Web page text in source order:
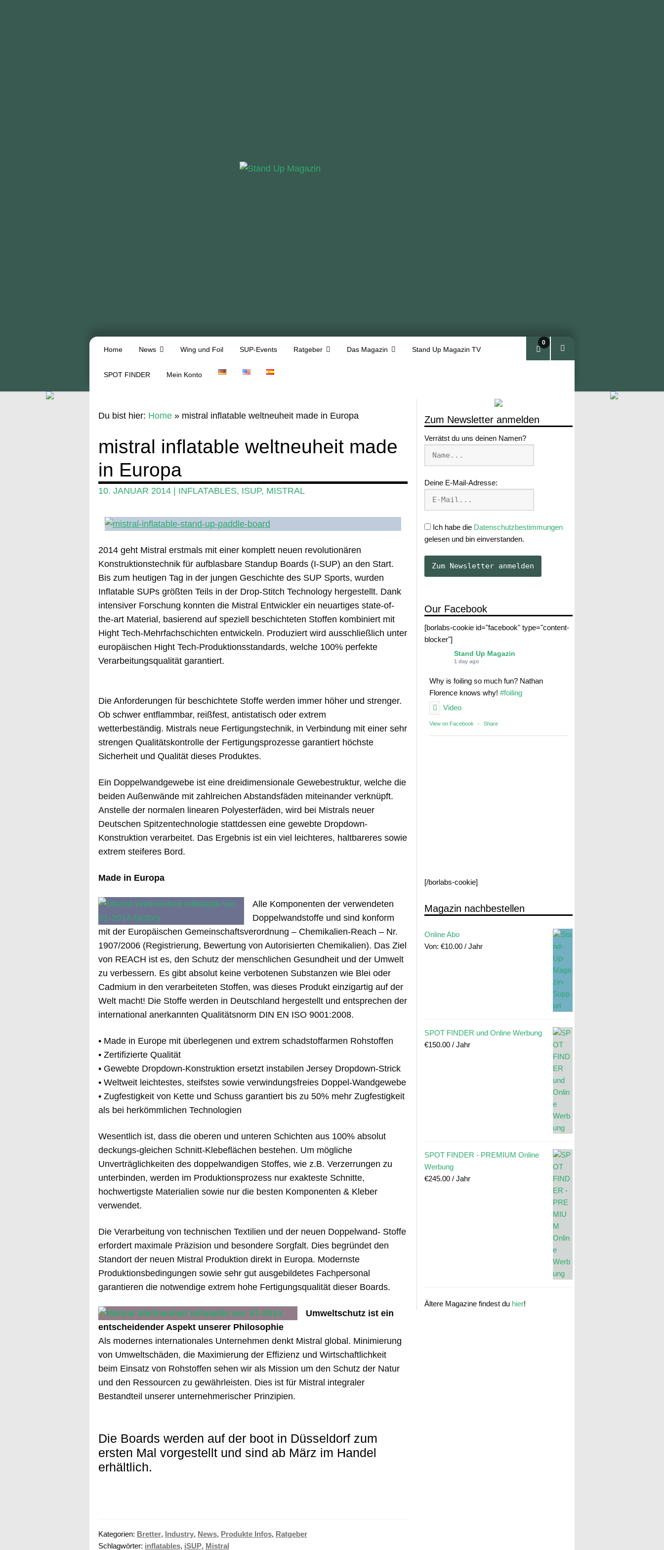
Home News Wing und Foil SUP-Events Ratgeber Das Magazin Stand Up Magazin TV
SPOT FINDER Mein Konto
0
Zum Newsletter anmelden
Verrätst du uns deinen Namen?
Deine E-Mail-Adresse:
Ich habe die Datenschutzbestimmungen
gelesen und bin einverstanden.
Our Facebook
[borlabs-cookie id="facebook" type="content-
blocker"]
Stand Up Magazin
1 day ago
Why is foiling so much fun? Nathan
Florence knows why! #foiling
Video
View on Facebook · Share
[/borlabs-cookie]
Magazin nachbestellen
Online Abo
Von: €10.00 / Jahr
SPOT FINDER und Online Werbung
€150.00 / Jahr
SPOT FINDER - PREMIUM Online
Werbung
€245.00 / Jahr
Ältere Magazine findest du hier!
Du bist hier: Home» mistral inflatable weltneuheit made in Europa
mistral inflatable weltneuheit made
in Europa
10. JANUAR 2014| INFLATABLES, ISUP, MISTRAL
2014 geht Mistral erstmals mit einer komplett neuen revolutionären
Konstruktionstechnik für aufblasbare Standup Boards (I-SUP) an den Start.
Bis zum heutigen Tag in der jungen Geschichte des SUP Sports, wurden
Inflatable SUPs größten Teils in der Drop-Stitch Technology hergestellt. Dank
intensiver Forschung konnten die Mistral Entwickler ein neuartiges state-of-
the-art Material, basierend auf speziell beschichteten Stoffen kombiniert mit
Hight Tech-Mehrfachschichten entwickeln. Produziert wird ausschließlich unter
europäischen Hight Tech-Produktionsstandards, welche 100% perfekte
Verarbeitungsqualität garantiert.
Die Anforderungen für beschichtete Stoffe werden immer höher und strenger.
Ob schwer entflammbar, reißfest, antistatisch oder extrem
wetterbeständig. Mistrals neue Fertigungstechnik, in Verbindung mit einer sehr
strengen Qualitätskontrolle der Fertigungsprozesse garantiert höchste
Sicherheit und Qualität dieses Produktes.
Ein Doppelwandgewebe ist eine dreidimensionale Gewebestruktur, welche die
beiden Außenwände mit zahlreichen Abstandsfäden miteinander verknüpft.
Anstelle der normalen linearen Polyesterfäden, wird bei Mistrals neuer
Deutschen Spitzentechnologie stattdessen eine gewebte Dropdown-
Konstruktion verarbeitet. Das Ergebnis ist ein viel leichteres, haltbareres sowie
extrem steiferes Bord.
Made in Europa
Alle Komponenten der verwendeten
Doppelwandstoffe und sind konform
mit der Europäischen Gemeinschaftsverordnung – Chemikalien-Reach – Nr.
1907/2006 (Registrierung, Bewertung von Autorisierten Chemikalien). Das Ziel
von REACH ist es, den Schutz der menschlichen Gesundheit und der Umwelt
zu verbessern. Es gibt absolut keine verbotenen Substanzen wie Blei oder
Cadmium in den verarbeiteten Stoffen, was dieses Produkt einzigartig auf der
Welt macht! Die Stoffe werden in Deutschland hergestellt und entsprechen der
international anerkannten Qualitätsnorm DIN EN ISO 9001:2008.
• Made in Europe mit überlegenen und extrem schadstoffarmen Rohstoffen
• Zertifizierte Qualität
• Gewebte Dropdown-Konstruktion ersetzt instabilen Jersey Dropdown-Strick
• Weltweit leichtestes, steifstes sowie verwindungsfreies Doppel-Wandgewebe
• Zugfestigkeit von Kette und Schuss garantiert bis zu 50% mehr Zugfestigkeit
als bei herkömmlichen Technologien
Wesentlich ist, dass die oberen und unteren Schichten aus 100% absolut
deckungs-gleichen Schnitt-Klebeflächen bestehen. Um mögliche
Unverträglichkeiten des doppelwandigen Stoffes, wie z.B. Verzerrungen zu
unterbinden, werden im Produktionsprozess nur exakteste Schnitte,
hochwertigste Materialien sowie nur die besten Komponenten & Kleber
verwendet.
Die Verarbeitung von technischen Textilien und der neuen Doppelwand- Stoffe
erfordert maximale Präzision und besondere Sorgfalt. Dies begründet den
Standort der neuen Mistral Produktion direkt in Europa. Modernste
Produktionsbedingungen sowie sehr gut ausgebildetes Fachpersonal
garantieren die notwendige extrem hohe Fertigungsqualität dieser Boards.
Umweltschutz ist ein
entscheidender Aspekt unserer Philosophie
Als modernes internationales Unternehmen denkt Mistral global. Minimierung
von Umweltschäden, die Maximierung der Effizienz und Wirtschaftlichkeit
beim Einsatz von Rohstoffen sehen wir als Mission um den Schutz der Natur
und den Ressourcen zu gewährleisten. Dies ist für Mistral integraler
Bestandteil unserer unternehmerischer Prinzipien.
Die Boards werden auf der boot in Düsseldorf zum
ersten Mal vorgestellt und sind ab März im Handel
erhältlich.
Kategorien: Bretter, Industry, News, Produkte Infos, Ratgeber
Schlagwörter: inflatables, iSUP, Mistral